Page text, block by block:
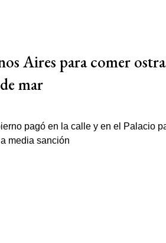
Aires para comer
mar